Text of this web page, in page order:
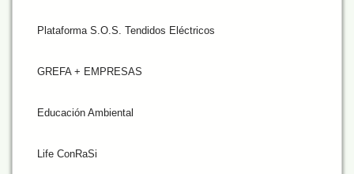
Plataforma S.O.S. Tendidos Eléctricos
GREFA + EMPRESAS
Educación Ambiental
Life ConRaSi